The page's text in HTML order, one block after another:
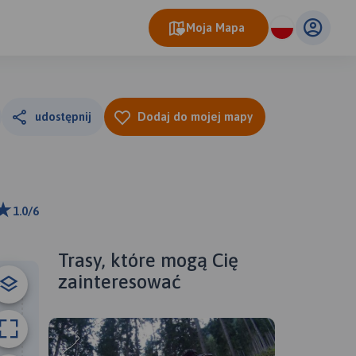
Moja Mapa
udostępnij Dodaj do mojej mapy
1.0/6
Trasy, które mogą Cię
zainteresować